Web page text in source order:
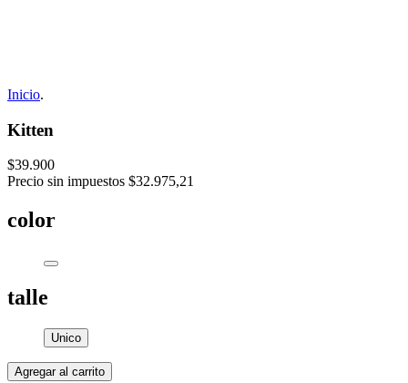
Inicio.
Kitten
$39.900
Precio sin impuestos $32.975,21
color
talle
Unico
Agregar al carrito